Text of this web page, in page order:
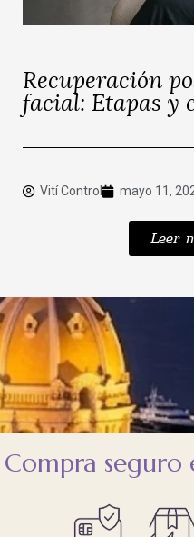
Recuperación
facial: Etapas y
Vití Control mayo 11,
Leer
Compra seguro